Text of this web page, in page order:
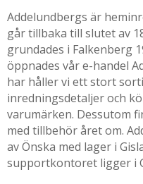
Addelundbergs är
går tillbaka till slutet av
grundades i Falkenberg
öppnades vår e-handel
har håller vi ett stort
inredningsdetaljer och
varumärken. Dessutom
med tillbehör året om.
av Önska med lager i
supportkontoret ligger i